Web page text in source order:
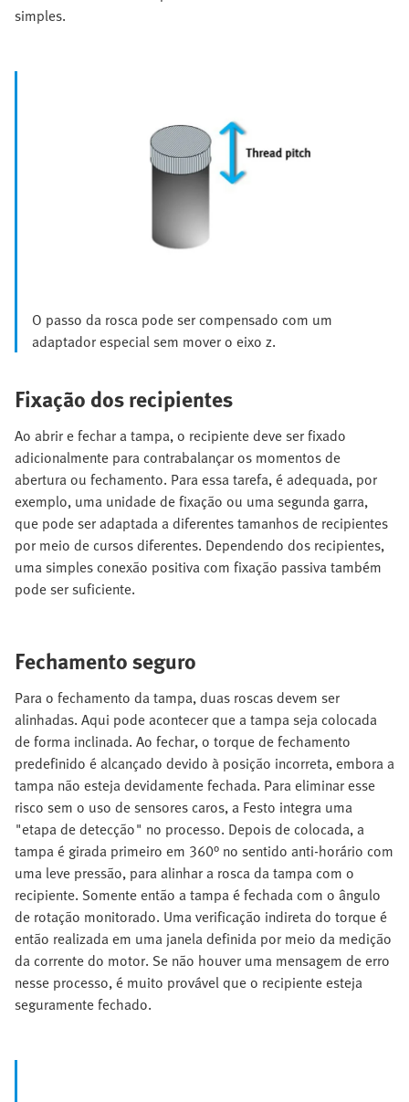
simples.
O passo da rosca pode ser compensado com um
adaptador especial sem mover o eixo z.
Fixação dos recipientes
Ao abrir e fechar a tampa, o recipiente deve ser fixado
adicionalmente para contrabalançar os momentos de
abertura ou fechamento. Para essa tarefa, é adequada, por
exemplo, uma unidade de fixação ou uma segunda garra,
que pode ser adaptada a diferentes tamanhos de recipientes
por meio de cursos diferentes. Dependendo dos recipientes,
uma simples conexão positiva com fixação passiva também
pode ser suficiente.
Fechamento seguro
Para o fechamento da tampa, duas roscas devem ser
alinhadas. Aqui pode acontecer que a tampa seja colocada
de forma inclinada. Ao fechar, o torque de fechamento
predefinido é alcançado devido à posição incorreta, embora a
tampa não esteja devidamente fechada. Para eliminar esse
risco sem o uso de sensores caros, a Festo integra uma
"etapa de detecção" no processo. Depois de colocada, a
tampa é girada primeiro em 360° no sentido anti-horário com
uma leve pressão, para alinhar a rosca da tampa com o
recipiente. Somente então a tampa é fechada com o ângulo
de rotação monitorado. Uma verificação indireta do torque é
então realizada em uma janela definida por meio da medição
da corrente do motor. Se não houver uma mensagem de erro
nesse processo, é muito provável que o recipiente esteja
seguramente fechado.